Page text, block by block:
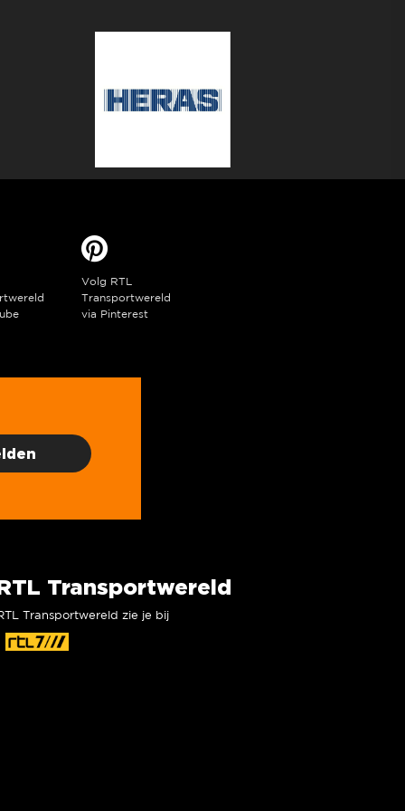
Volg RTL
Transportwereld
via Pinterest
Transportwereld
Transportwereld zie je bij